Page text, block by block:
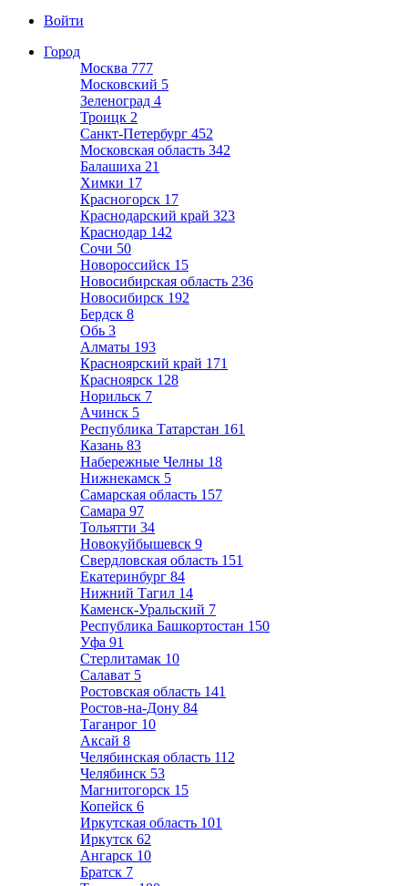
Войти
Город
Москва 777
Московский 5
Зеленоград 4
Троицк 2
Санкт-Петербург 452
Московская область 342
Балашиха 21
Химки 17
Красногорск 17
Краснодарский край 323
Краснодар 142
Сочи 50
Новороссийск 15
Новосибирская область 236
Новосибирск 192
Бердск 8
Обь 3
Алматы 193
Красноярский край 171
Красноярск 128
Норильск 7
Ачинск 5
Республика Татарстан 161
Казань 83
Набережные Челны 18
Нижнекамск 5
Самарская область 157
Самара 97
Тольятти 34
Новокуйбышевск 9
Свердловская область 151
Екатеринбург 84
Нижний Тагил 14
Каменск-Уральский 7
Республика Башкортостан 150
Уфа 91
Стерлитамак 10
Салават 5
Ростовская область 141
Ростов-на-Дону 84
Таганрог 10
Аксай 8
Челябинская область 112
Челябинск 53
Магнитогорск 15
Копейск 6
Иркутская область 101
Иркутск 62
Ангарск 10
Братск 7